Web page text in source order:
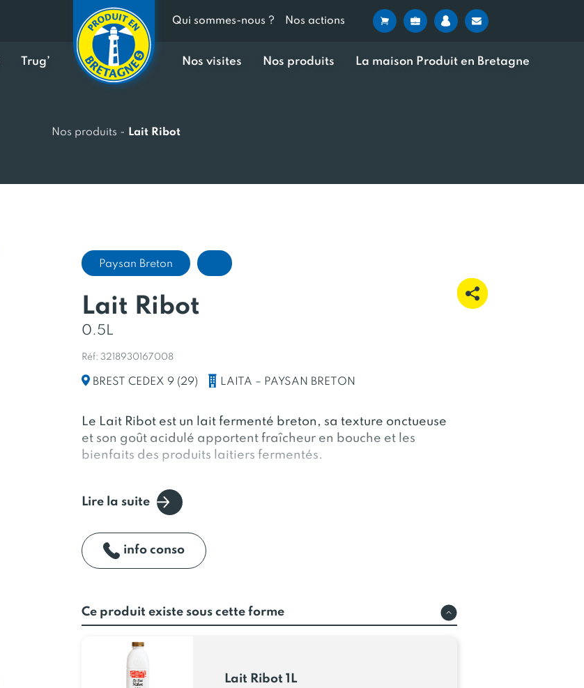
Qui sommes-nous ? Nos actions
Trug’ Nos visites Nos produits La maison Produit en Bretagne
Nos produits - Lait Ribot
Paysan Breton
Lait Ribot
0.5L
Réf: 3218930167008
BREST CEDEX 9 (29) LAITA – PAYSAN BRETON
Le Lait Ribot est un lait fermenté breton, sa texture onctueuse
et son goût acidulé apportent fraîcheur en bouche et les
bienfaits des produits laitiers fermentés.
On peut le boire nature ou avec du sirop. En cuisine, le Lait
mais également de l’onctuosité et de la légère aux plats,
sauces et milkshakes.
Lire la suite
info conso
Ce produit existe sous cette forme
Lait Ribot 1L